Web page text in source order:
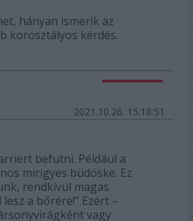
hányan ismerik az
korosztályos kérdés.
2021.10.26. 15:18:51
befutni. Például a
mirigyes büdöske. Ez
rendkívül magas
a bőrére!” Ezért –
vagy